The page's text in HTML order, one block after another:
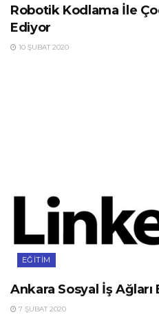
Robotik Kodlama İle
Ediyor
10 ŞUBAT 2020
EĞITIM
Ankara Sosyal İş Ağları
7 ŞUBAT 2020